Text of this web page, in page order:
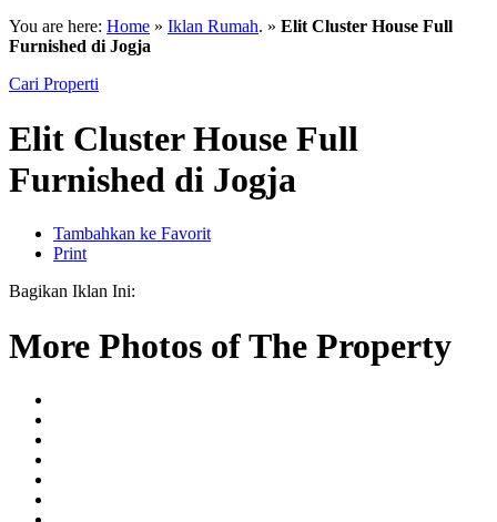
You are here: Home » Iklan Rumah. » Elit Cluster House Full
Furnished di Jogja
Cari Properti
Elit Cluster House Full
Furnished di Jogja
Tambahkan ke Favorit
Print
Bagikan Iklan Ini:
More Photos of The Property